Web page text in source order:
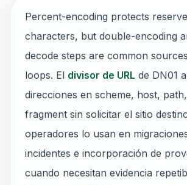
Percent-encoding protects
characters, but double-encoding
decode steps are common
loops. El divisor de URL de DN01
direcciones en scheme, host,
fragment sin solicitar el sitio
operadores lo usan en
incidentes e incorporación de
cuando necesitan evidencia